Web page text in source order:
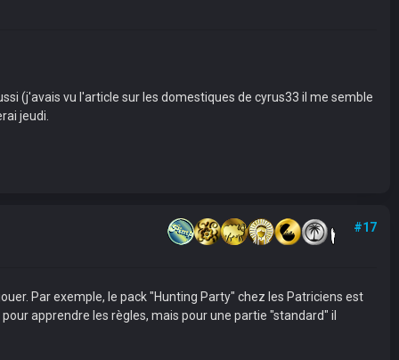
(j'avais vu l'article sur les domestiques de cyrus33 il me semble
jeudi.
#17
Par exemple, le pack "Hunting Party" chez les Patriciens est
apprendre les règles, mais pour une partie "standard" il